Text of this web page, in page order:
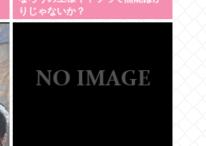
りじゃないか？